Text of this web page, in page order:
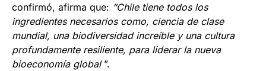
confirmó, afirma que: “Chile tiene todos los
ingredientes necesarios como, ciencia de clase
mundial, una biodiversidad increíble y una cultura
profundamente resiliente, para liderar la nueva
bioeconomía global”.